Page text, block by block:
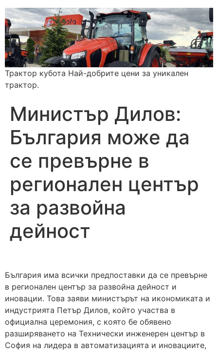
Трактор кубота Най-добрите цени за уникален
трактор.
Министър Дилов:
България може да
се превърне в
регионален център
за развойна
дейност
България има всички предпоставки да се превърне
в регионален център за развойна дейност и
иновации. Това заяви министърът на икономиката и
индустрията Петър Дилов, който участва в
официална церемония, с която бе обявено
разширяването на Технически инженерен център в
София на лидepа в aвтoмaтизaциятa и иновациите,